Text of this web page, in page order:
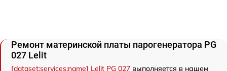
Ремонт материнской платы парогенератора PG
027 Lelit
[dataset:services:name] Lelit PG 027 выполняется в нашем